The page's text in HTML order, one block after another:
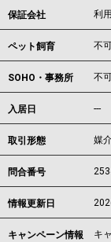
保証会社 利
ペット飼育 不
SOHO・事務所 不
入居日 ---
取引形態 媒
問合番号
情報更新日
キャンペーン情報
キ